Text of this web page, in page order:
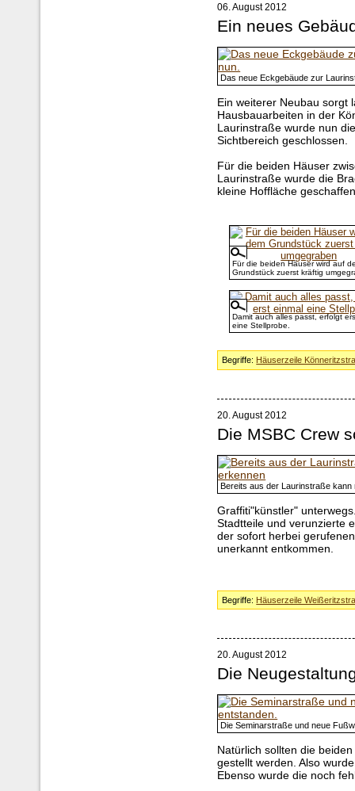
06. August 2012
Ein neues
Das neue Eckgebäude zur
Ein weiterer Neubau sorgt
Hausbauarbeiten in der
Laurinstraße wurde nun
Sichtbereich geschlossen.
Für die beiden Häuser
Laurinstraße wurde die
kleine Hoffläche
Für die beiden Häuser wird auf
Grundstück zuerst kräftig
Damit auch alles passt, erfolgt
eine Stellprobe.
Begriffe: Häuserzeile
20. August 2012
Die MSBC Crew
Bereits aus der Laurinstraße
Graffiti"künstler"
Stadtteile und verunzierte
der sofort herbei
unerkannt entkommen.
Begriffe: Häuserzeile
20. August 2012
Die
Die Seminarstraße und neue
Natürlich sollten die
gestellt werden. Also
Ebenso wurde die noch